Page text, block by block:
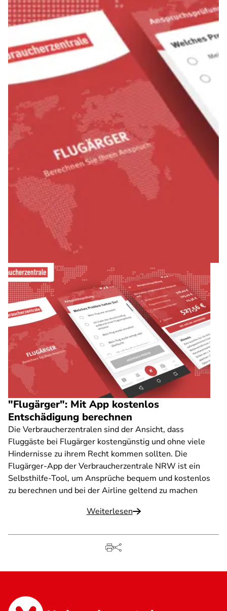
"Flugärger": Mit App kostenlos
Entschädigung berechnen
Die Verbraucherzentralen sind der Ansicht, dass
Fluggäste bei Flugärger kostengünstig und ohne viele
Hindernisse zu ihrem Recht kommen sollten. Die
Flugärger-App der Verbraucherzentrale NRW ist ein
Selbsthilfe-Tool, um Ansprüche bequem und kostenlos
zu berechnen und bei der Airline geltend zu machen
Weiterlesen